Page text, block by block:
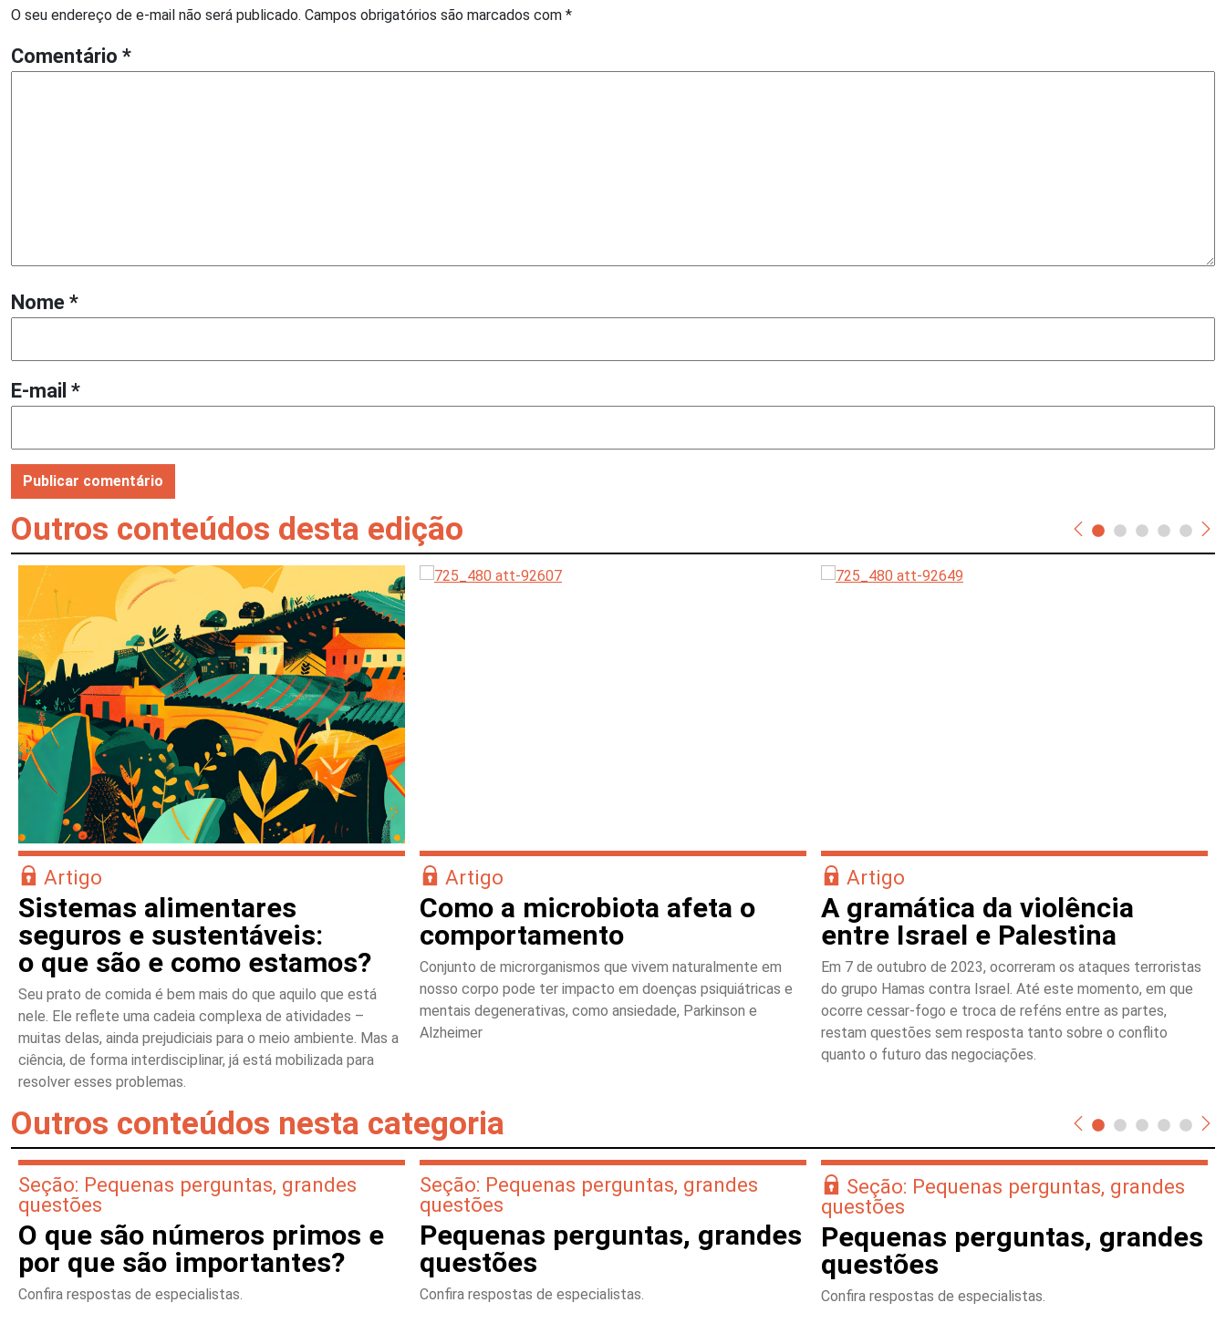
O seu endereço de e-mail não será publicado. Campos obrigatórios são marcados com *
Comentário *
Nome *
E-mail *
Outros conteúdos desta edição
Artigo
Sistemas alimentares
seguros e sustentáveis:
o que são e como estamos?
Seu prato de comida é bem mais do que aquilo que está
nele. Ele reflete uma cadeia complexa de atividades –
muitas delas, ainda prejudiciais para o meio ambiente. Mas a
ciência, de forma interdisciplinar, já está mobilizada para
resolver esses problemas.
Artigo
Como a microbiota afeta o
comportamento
Conjunto de microrganismos que vivem naturalmente em
nosso corpo pode ter impacto em doenças psiquiátricas e
mentais degenerativas, como ansiedade, Parkinson e
Alzheimer
Artigo
A gramática da violência
entre Israel e Palestina
Em 7 de outubro de 2023, ocorreram os ataques terroristas
do grupo Hamas contra Israel. Até este momento, em que
ocorre cessar-fogo e troca de reféns entre as partes,
restam questões sem resposta tanto sobre o conflito
quanto o futuro das negociações.
Outros conteúdos nesta categoria
Seção: Pequenas perguntas, grandes
questões
O que são números primos e
por que são importantes?
Confira respostas de especialistas.
Seção: Pequenas perguntas, grandes
questões
Pequenas perguntas, grandes
questões
Confira respostas de especialistas.
Seção: Pequenas perguntas, grandes
questões
Pequenas perguntas, grandes
questões
Confira respostas de especialistas.